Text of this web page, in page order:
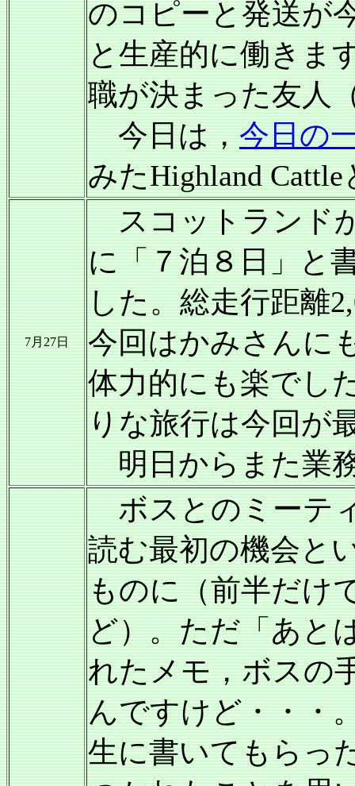
のコピーと発送が
と生産的に働きま
職が決まった友人
今日は，今日の
みたHighland
7月27日
スコットランド
に「７泊８日」と
した。総走行距離
今回はかみさんに
体力的にも楽でし
りな旅行は今回が
明日からまた業
ボスとのミーテ
読む最初の機会と
ものに（前半だけ
ど）。ただ「あと
れたメモ，ボスの
んですけど・・・
生に書いてもらっ